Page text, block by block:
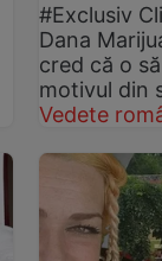
#Exclusiv
Dana
cred că o
motivul din
Vedete